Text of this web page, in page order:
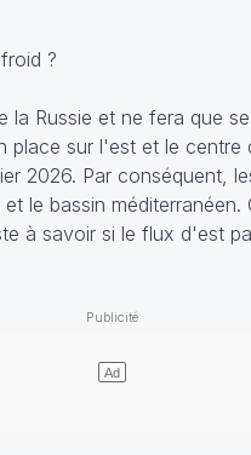
?
Russie et ne fera que
sur l'est et le
2026. Par conséquent,
le bassin
à savoir si le flux d'est